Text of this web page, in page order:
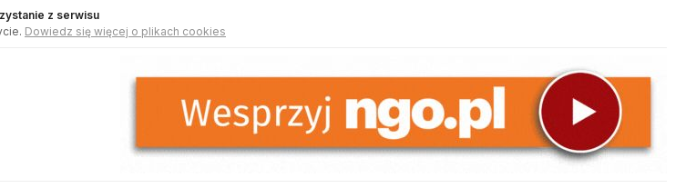
z serwisu
Dowiedz się więcej o plikach cookies